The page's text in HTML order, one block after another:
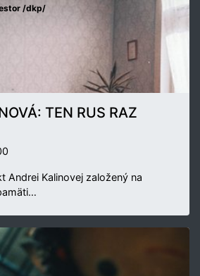
/dkp/
TEN RUS RAZ
Andrei Kalinovej založený na